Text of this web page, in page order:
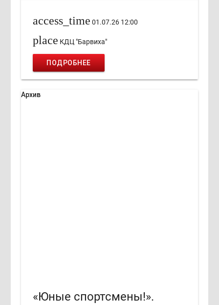
access_time 01.07.26 12:00
place КДЦ "Барвиха"
ПОДРОБНЕЕ
Архив
«Юные спортсмены!».